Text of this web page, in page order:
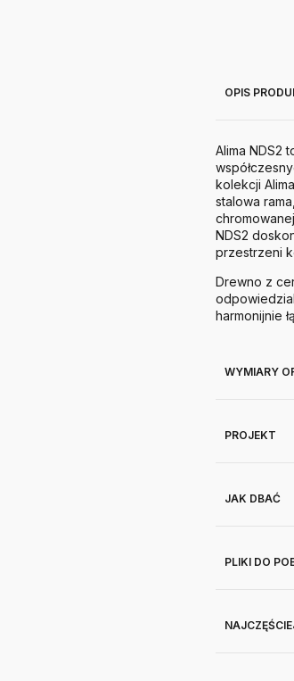
OPIS
Alima NDS2
kolekcji
stalowa
NDS2
przestrzeni
Drewno z
harmonijnie
WYMIARY
PROJEKT
JAK DBAĆ
PLIKI DO